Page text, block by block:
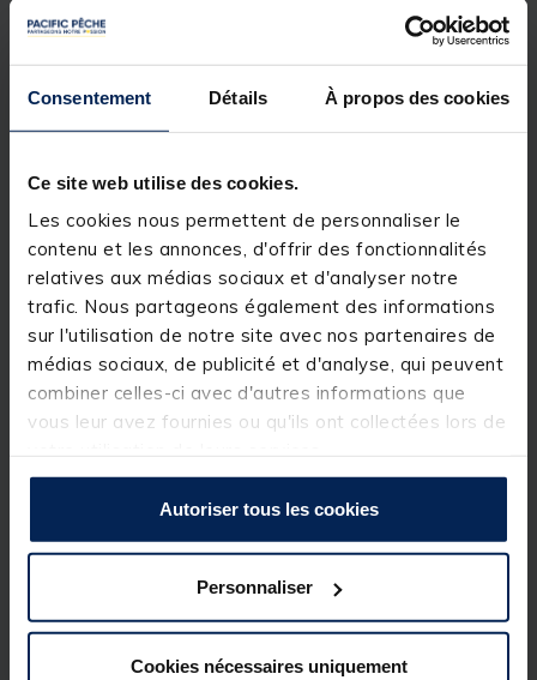
Consentement Détails À propos des cookies
Ce site web utilise des cookies.
Les cookies nous permettent de personnaliser le
contenu et les annonces, d'offrir des fonctionnalités
relatives aux médias sociaux et d'analyser notre
trafic. Nous partageons également des informations
sur l'utilisation de notre site avec nos partenaires de
médias sociaux, de publicité et d'analyse, qui peuvent
combiner celles-ci avec d'autres informations que
vous leur avez fournies ou qu'ils ont collectées lors de
Autoriser tous les cookies
Personnaliser
Cookies nécessaires uniquement
Description & détails
Description
Un gilet respirant et déperlant destiné à la pêche en
wading. Cette version est faite pour les enfants.
Il dispose d'accessoires techniques habituellement
réservés à des produits haut de gamme.
Il est confortable et fonctionnel.
Il est équipé de :
2 accroche-accessoires,
2 grandes poches dorsales,
Détails